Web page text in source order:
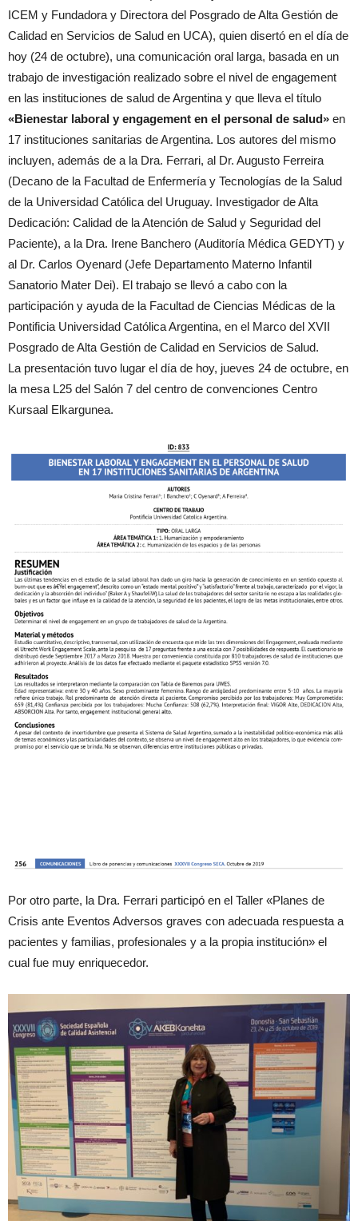
ICEM y Fundadora y Directora del Posgrado de Alta Gestión de
Calidad en Servicios de Salud en UCA), quien disertó en el día de
hoy (24 de octubre), una comunicación oral larga, basada en un
trabajo de investigación realizado sobre el nivel de engagement
en las instituciones de salud de Argentina y que lleva el título
«Bienestar laboral y engagement en el personal de salud» en
17 instituciones sanitarias de Argentina. Los autores del mismo
incluyen, además de a la Dra. Ferrari, al Dr. Augusto Ferreira
(Decano de la Facultad de Enfermería y Tecnologías de la Salud
de la Universidad Católica del Uruguay. Investigador de Alta
Dedicación: Calidad de la Atención de Salud y Seguridad del
Paciente), a la Dra. Irene Banchero (Auditoría Médica GEDYT) y
al Dr. Carlos Oyenard (Jefe Departamento Materno Infantil
Sanatorio Mater Dei). El trabajo se llevó a cabo con la
participación y ayuda de la Facultad de Ciencias Médicas de la
Pontificia Universidad Católica Argentina, en el Marco del XVII
Posgrado de Alta Gestión de Calidad en Servicios de Salud.
La presentación tuvo lugar el día de hoy, jueves 24 de octubre, en
la mesa L25 del Salón 7 del centro de convenciones Centro
Kursaal Elkargunea.
Por otro parte, la Dra. Ferrari participó en el Taller «Planes de
Crisis ante Eventos Adversos graves con adecuada respuesta a
pacientes y familias, profesionales y a la propia institución» el
cual fue muy enriquecedor.